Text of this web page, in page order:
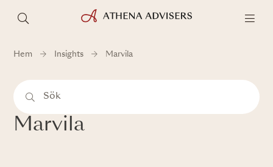
Hem Insights Marvila
Marvila